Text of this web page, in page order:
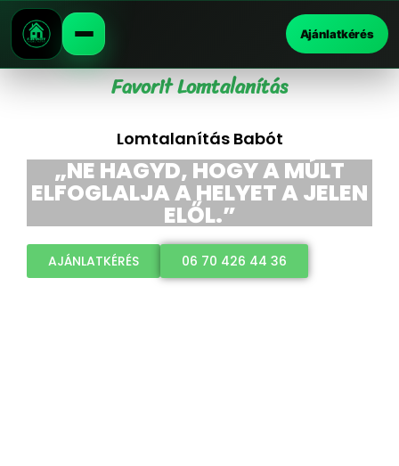
Ajánlatkérés
Favorit Lomtalanítás
Lomtalanítás Babót
„NE HAGYD, HOGY A MÚLT
ELFOGLALJA A HELYET A JELEN
ELŐL.”
AJÁNLATKÉRÉS 06 70 426 44 36